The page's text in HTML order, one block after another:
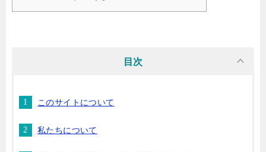
目次
このサイトについて
私たちについて